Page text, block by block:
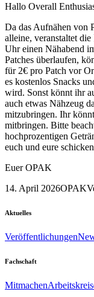
Hallo Overall
Da das Aufnähen von
alleine, veranstaltet
Uhr einen Nähabend
Patches überlaufen,
für 2€ pro Patch vor
es kostenlos Snacks
wird. Sonst könnt ihr
auch etwas Nähzeug
mitzubringen. Ihr
mitbringen. Bitte
hochprozentigen
euch und eure
Euer OPAK
14. April 2026OPAK
Aktuelles
Veröffentlichungen
Fachschaft
Mitmachen